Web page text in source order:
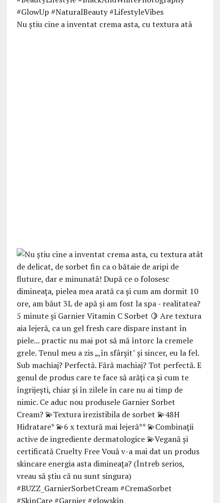
Nu ştiu cine a inventat crema asta, cu textura atâ